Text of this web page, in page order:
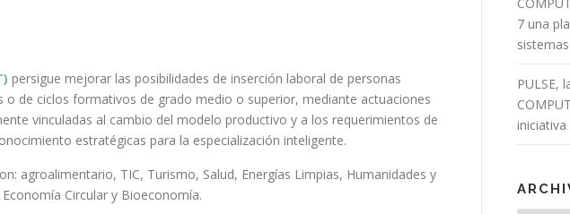
persigue mejorar las posibilidades de inserción laboral de personas
o de ciclos formativos de grado medio o superior, mediante actuaciones
vinculadas al cambio del modelo productivo y a los requerimientos de
estratégicas para la especialización inteligente.
agroalimentario, TIC, Turismo, Salud, Energías Limpias, Humanidades y
Circular y Bioeconomía.
7 una
PULSE,
iniciativa